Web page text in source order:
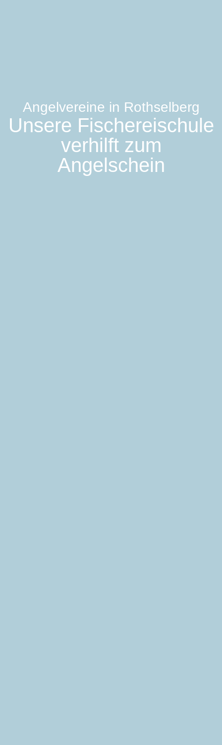
Angelvereine in Rothselberg
Unsere Fischereischule
verhilft zum
Angelschein